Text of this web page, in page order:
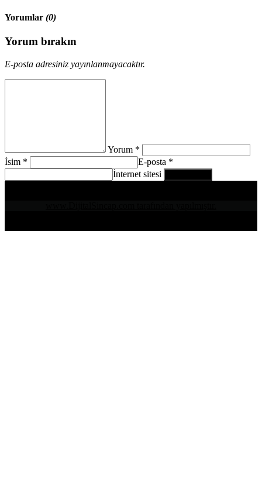
Yorumlar (0)
Yorum bırakın
E-posta adresiniz yayınlanmayacaktır.
Yorum *
İsim *
E-posta *
İnternet sitesi